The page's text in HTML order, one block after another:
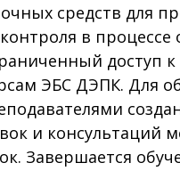
средств для
в процессе
доступ
ЭБС ДЭПК. Для
и консультаций
Завершается